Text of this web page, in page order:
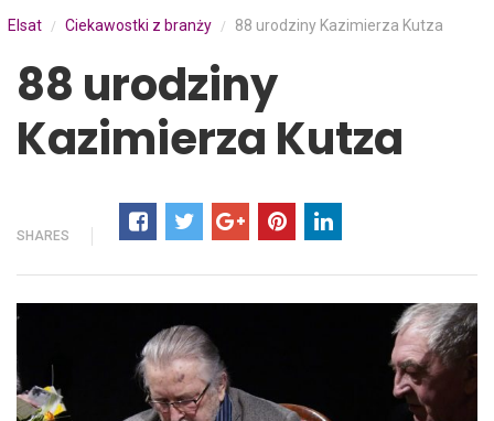
Elsat / Ciekawostki z branży / 88 urodziny Kazimierza Kutza
88 urodziny
Kazimierza Kutza
SHARES